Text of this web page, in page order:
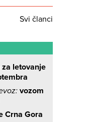
Svi članci
letovanje
vozom
Crna Gora